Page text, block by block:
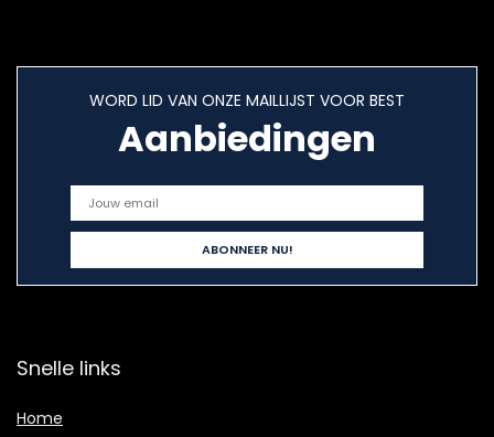
WORD LID VAN ONZE MAILLIJST VOOR BEST
Aanbiedingen
Snelle links
Home